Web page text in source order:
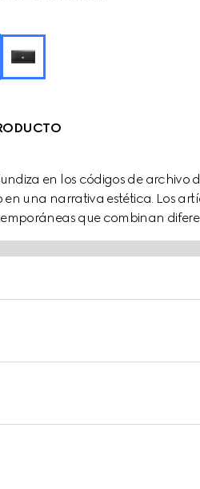
en los códigos de archivo
en una narrativa estética. Los
que combinan
está confeccionada en